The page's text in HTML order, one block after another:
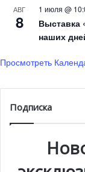
В категории
АВГ
8
1 июля @
Выставка
наших
Просмотреть
Подписка